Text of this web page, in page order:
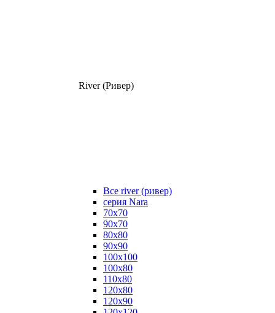
River (Ривер)
Все river (ривер)
серия Nara
70х70
90х70
80x80
90x90
100x100
100х80
110х80
120x80
120х90